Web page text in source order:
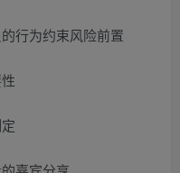
行为约束风险前置